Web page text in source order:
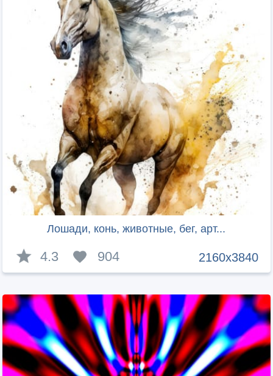
Лошади, конь, животные, бег, арт...
2160x3840
4.3 904